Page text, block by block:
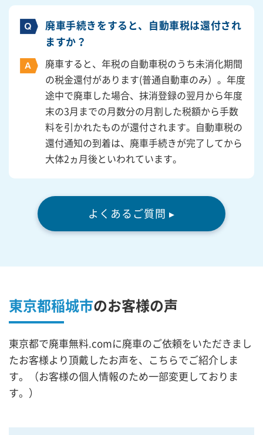
廃車手続きをすると、自動車税は還付され
ますか？
廃車すると、年税の自動車税のうち未消化期間
の税金還付があります(普通自動車のみ）。年度
途中で廃車した場合、抹消登録の翌月から年度
末の3月までの月数分の月割した税額から手数
料を引かれたものが還付されます。自動車税の
還付通知の到着は、廃車手続きが完了してから
大体2ヵ月後といわれています。
よくあるご質問 ▸
東京都稲城市のお客様の声
東京都で廃車無料.comに廃車のご依頼をいただきまし
たお客様より頂戴したお声を、こちらでご紹介しま
す。（お客様の個人情報のため一部変更しておりま
す。）